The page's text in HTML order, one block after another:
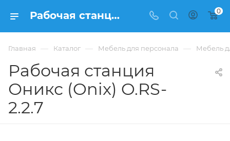
Рабочая станция Оникс (Onix) O.RS-2.2.7 из ЛДСП купить в Москве, цена 17 431 ₽ - интернет-магазин ФРАНКОМ 0
Главная — Каталог — Мебель для персонала — Мебель
Рабочая станция
Оникс (Onix) O.RS-
2.2.7